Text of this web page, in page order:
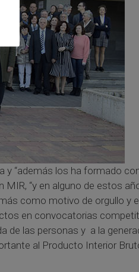
“además los ha formado
“y en alguno de estos
como motivo de orgullo y
en convocatorias
de las personas y a la
al Producto Interior